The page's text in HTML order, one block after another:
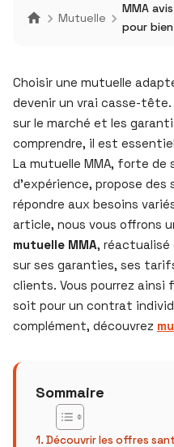
Mutuelle
MMA
pour
Choisir une mutuelle
devenir un vrai casse-
sur le marché et les
comprendre, il est
La mutuelle MMA, forte de
d’expérience, propose
répondre aux besoins
article, nous vous offrons
mutuelle MMA, réactualisé
sur ses garanties, ses
clients. Vous pourrez ainsi
soit pour un contrat
complément, découvrez
Sommaire
Découvrir les offres